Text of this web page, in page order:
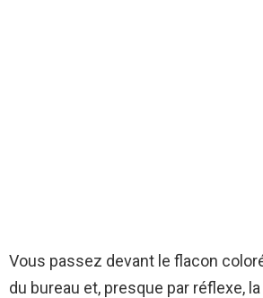
Vous passez devant le flacon
du bureau et, presque par réflexe, la